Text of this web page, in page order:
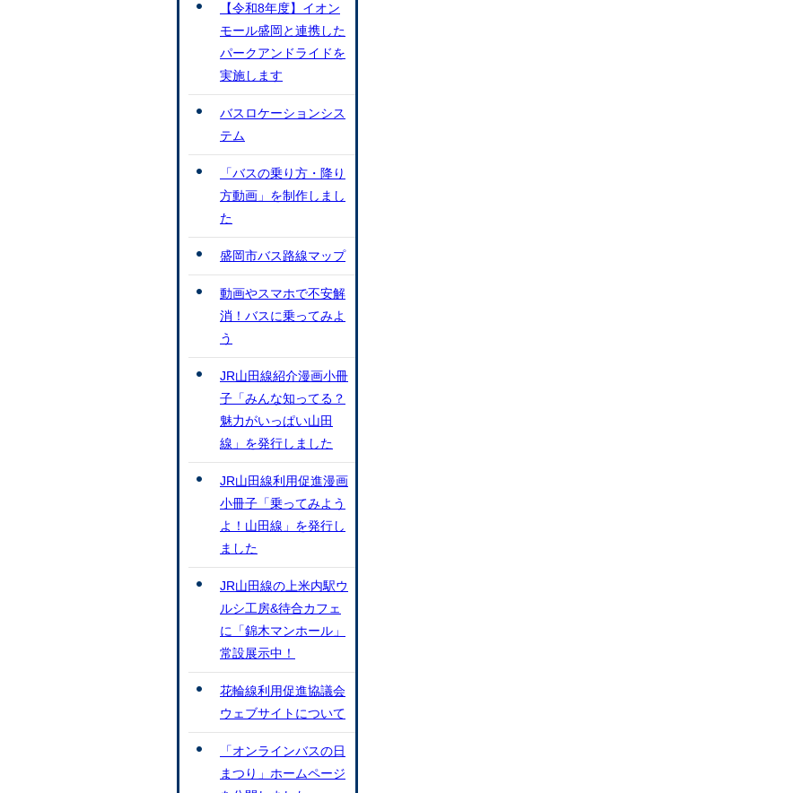
【令和8年度】イオン
モール盛岡と連携した
パークアンドライドを
実施します
バスロケーションシス
テム
「バスの乗り方・降り
方動画」を制作しまし
た
盛岡市バス路線マップ
動画やスマホで不安解
消！バスに乗ってみよ
う
JR山田線紹介漫画小冊
子「みんな知ってる？
魅力がいっぱい山田
線」を発行しました
JR山田線利用促進漫画
小冊子「乗ってみよう
よ！山田線」を発行し
ました
JR山田線の上米内駅ウ
ルシ工房&待合カフェ
に「錦木マンホール」
常設展示中！
花輪線利用促進協議会
ウェブサイトについて
「オンラインバスの日
まつり」ホームページ